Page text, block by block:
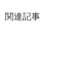
関連記事